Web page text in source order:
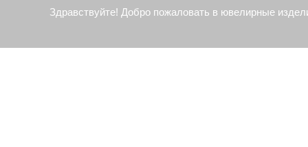
Здравствуйте! Добро пожаловать в ювелирные